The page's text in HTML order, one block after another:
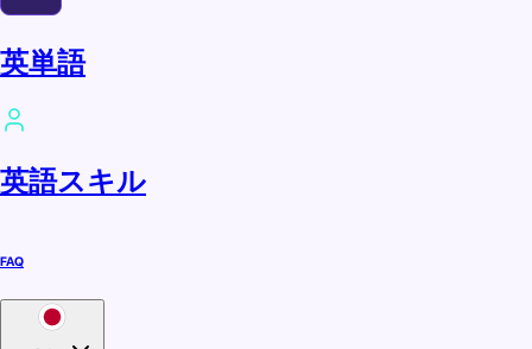
英単語
英語スキル
FAQ